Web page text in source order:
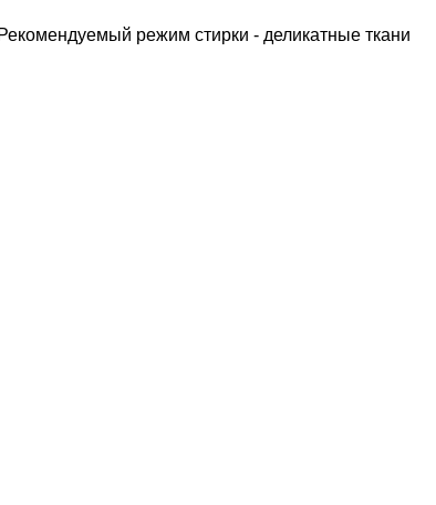
режим стирки - деликатные ткани